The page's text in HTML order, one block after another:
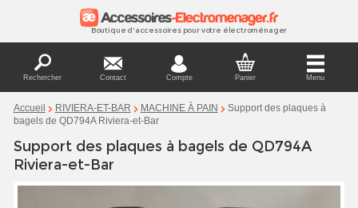
Boutique d'accessoires pour votre électroménager
Rechercher Contact Compte Panier Menu
Accueil RIVIERA-ET-BAR MACHINE À PAIN
Support des plaques à
bagels de QD794A Riviera-et-Bar
Support des plaques à bagels de QD794A
Riviera-et-Bar